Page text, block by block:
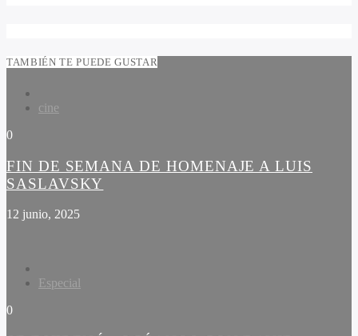
TAMBIÉN TE PUEDE GUSTAR
cine
0
FIN DE SEMANA DE HOMENAJE A LUIS
SASLAVSKY
12 junio, 2025
Especial
0